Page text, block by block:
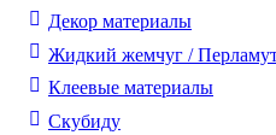
Декор материалы
Жидкий жемчуг /
Клеевые материалы
Скубиду